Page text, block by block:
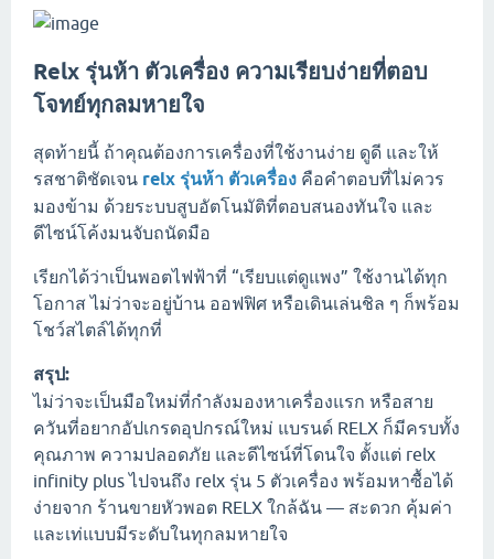
Relx รุ่นห้า ตัวเครื่อง ความเรียบง่ายที่ตอบ
โจทย์ทุกลมหายใจ
สุดท้ายนี้ ถ้าคุณต้องการเครื่องที่ใช้งานง่าย ดูดี และให้
รสชาติชัดเจน relx รุ่นห้า ตัวเครื่อง คือคำตอบที่ไม่ควร
มองข้าม ด้วยระบบสูบอัตโนมัติที่ตอบสนองทันใจ และ
ดีไซน์โค้งมนจับถนัดมือ
เรียกได้ว่าเป็นพอตไฟฟ้าที่ “เรียบแต่ดูแพง” ใช้งานได้ทุก
โอกาส ไม่ว่าจะอยู่บ้าน ออฟฟิศ หรือเดินเล่นชิล ๆ ก็พร้อม
โชว์สไตล์ได้ทุกที่
สรุป:
ไม่ว่าจะเป็นมือใหม่ที่กำลังมองหาเครื่องแรก หรือสาย
ควันที่อยากอัปเกรดอุปกรณ์ใหม่ แบรนด์ RELX ก็มีครบทั้ง
คุณภาพ ความปลอดภัย และดีไซน์ที่โดนใจ ตั้งแต่ relx
infinity plus ไปจนถึง relx รุ่น 5 ตัวเครื่อง พร้อมหาซื้อได้
ง่ายจาก ร้านขายหัวพอต RELX ใกล้ฉัน — สะดวก คุ้มค่า
และเท่แบบมีระดับในทุกลมหายใจ